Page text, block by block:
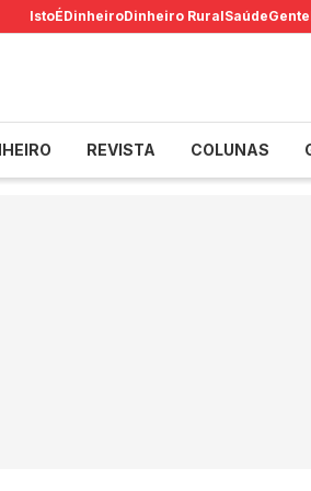
IstoÉDinheiroDinheiro RuralSaúdeGente
REVISTA COLUNAS